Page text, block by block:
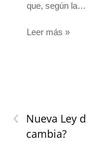
que, según la…
Leer más »
‹
Nueva Ley
cambia?